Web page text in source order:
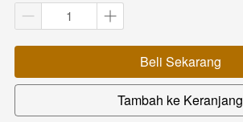
`Beli Sekarang
`
Tambah ke Keranjang